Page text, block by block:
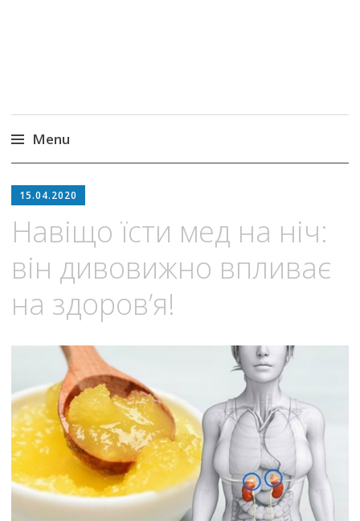
Menu
to
15.04.2020
Навіщо їсти мед на ніч:
він дивовижно впливає
на здоров’я!